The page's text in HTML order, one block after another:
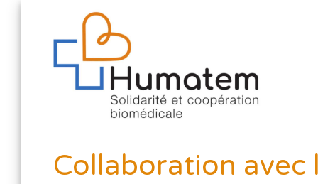
Collaboration avec